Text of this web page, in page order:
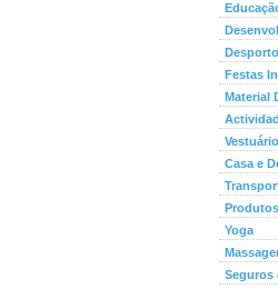
Desporto
Festas
Material
Vestuário
Casa e
Yoga
Seguros